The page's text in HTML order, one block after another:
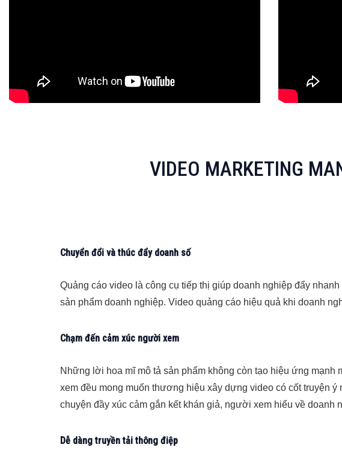
VIDEO MARKETING
Chuyển đổi và thúc đẩy doanh số
Quảng cáo video là công cụ tiếp thị giúp doanh nghiệp đẩy
sản phẩm doanh nghiệp. Video quảng cáo hiệu quả khi doanh
Chạm đến cảm xúc người xem
Những lời hoa mĩ mô tả sản phẩm không còn tạo hiệu ứng
xem đều mong muốn thương hiệu xây dựng video có cốt truyện
chuyện đầy xúc cảm gắn kết khán giả, người xem hiểu về doanh
Dễ dàng truyền tải thông điệp